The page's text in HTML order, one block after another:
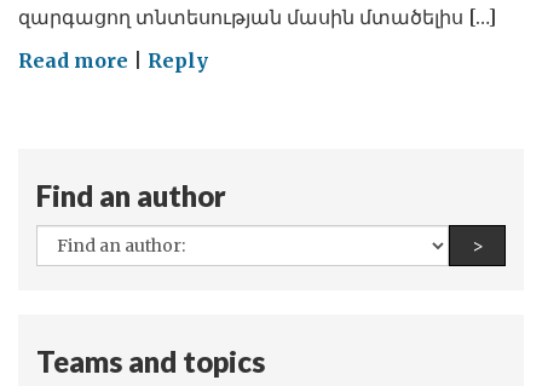
զարգացող տնտեսության մասին մտածելիս […]
Read more onReply
Find an author
All
authors:
>Find
Teams and topics